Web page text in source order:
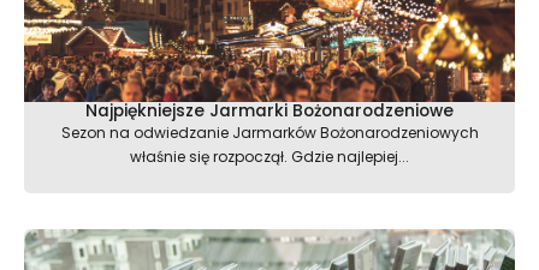
Najpiękniejsze Jarmarki Bożonarodzeniowe
Sezon na odwiedzanie Jarmarków Bożonarodzeniowych
właśnie się rozpoczął. Gdzie najlepiej...